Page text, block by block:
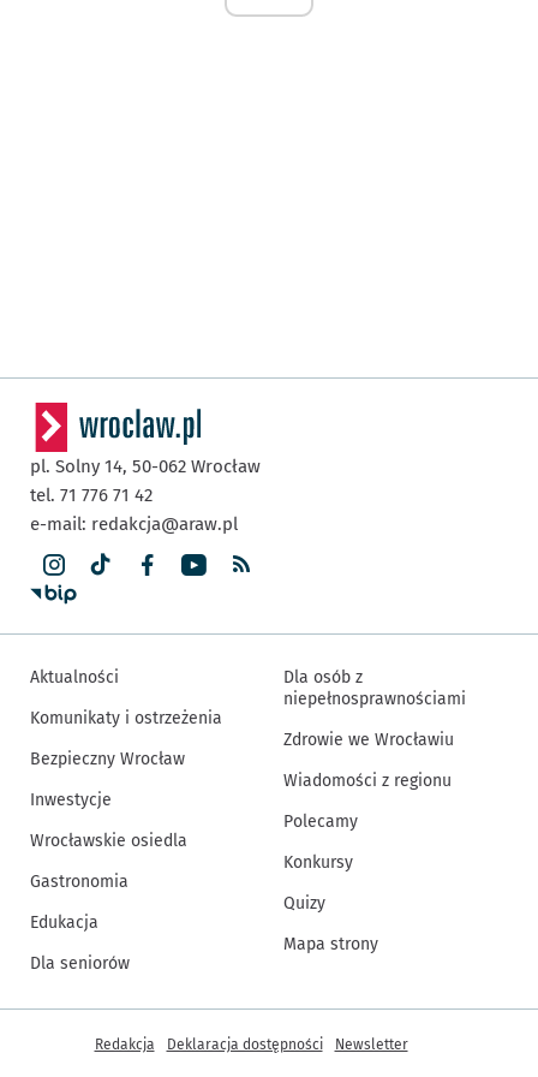
pl. Solny 14, 50-062 Wrocław
tel. 71 776 71 42
e-mail: redakcja@araw.pl
Aktualności
Komunikaty i ostrzeżenia
Bezpieczny Wrocław
Inwestycje
Wrocławskie osiedla
Gastronomia
Edukacja
Dla seniorów
Dla osób z
niepełnosprawnościami
Zdrowie we Wrocławiu
Wiadomości z regionu
Polecamy
Konkursy
Quizy
Mapa strony
Inne informacje
Redakcja Deklaracja dostępności Newsletter